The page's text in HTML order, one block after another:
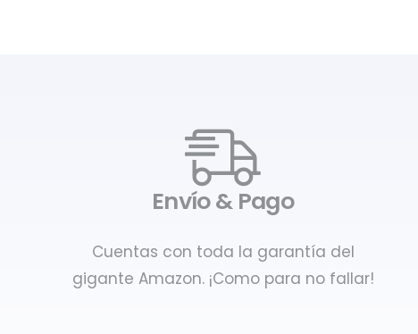
Envío & Pago
Cuentas con toda la garantía del
gigante Amazon. ¡Como para no fallar!